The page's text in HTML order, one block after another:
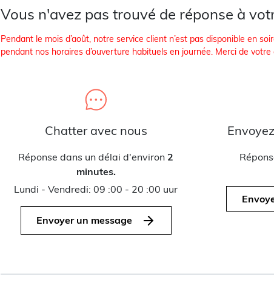
Vous n'avez pas trouvé de réponse à
Pendant le mois d’août, notre service client n’est pas disponible en
pendant nos horaires d’ouverture habituels en journée. Merci de votre
Chatter avec nous
Réponse dans un délai d'environ 2
minutes.
Lundi - Vendredi: 09 :00 - 20 :00 uur
Envoyer un message